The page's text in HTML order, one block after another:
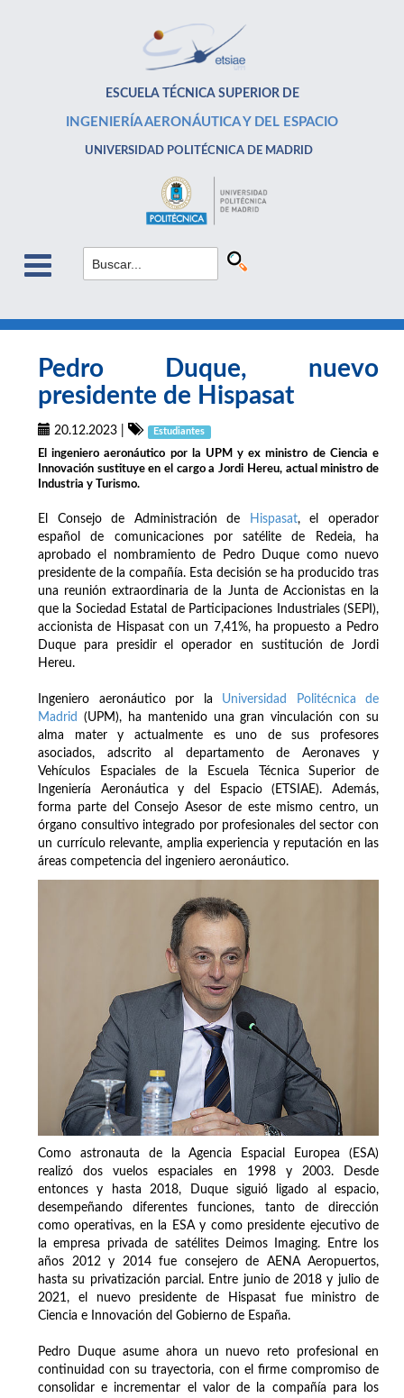
ESCUELA TÉCNICA SUPERIOR DE
INGENIERÍA AERONÁUTICA Y DEL ESPACIO
UNIVERSIDAD POLITÉCNICA DE MADRID
Pedro Duque, nuevo
presidente de Hispasat
20.12.2023 Estudiantes
El ingeniero aeronáutico por la UPM y ex ministro de Ciencia e
Innovación sustituye en el cargo a Jordi Hereu, actual ministro de
Industria y Turismo.
El Consejo de Administración de Hispasat, el operador
español de comunicaciones por satélite de Redeia, ha
aprobado el nombramiento de Pedro Duque como nuevo
presidente de la compañía. Esta decisión se ha producido tras
una reunión extraordinaria de la Junta de Accionistas en la
que la Sociedad Estatal de Participaciones Industriales (SEPI),
accionista de Hispasat con un 7,41%, ha propuesto a Pedro
Duque para presidir el operador en sustitución de Jordi
Hereu.
Ingeniero aeronáutico por la Universidad Politécnica de
Madrid
(UPM), ha mantenido una gran vinculación con su
alma mater y actualmente es uno de sus profesores
asociados, adscrito al departamento de Aeronaves y
Vehículos Espaciales de la Escuela Técnica Superior de
Ingeniería Aeronáutica y del Espacio (ETSIAE). Además,
forma parte del Consejo Asesor de este mismo centro, un
órgano consultivo integrado por profesionales del sector con
un currículo relevante, amplia experiencia y reputación en las
áreas competencia del ingeniero aeronáutico.
Como astronauta de la Agencia Espacial Europea (ESA)
realizó dos vuelos espaciales en 1998 y 2003. Desde
entonces y hasta 2018, Duque siguió ligado al espacio,
desempeñando diferentes funciones, tanto de dirección
como operativas, en la ESA y como presidente ejecutivo de
la empresa privada de satélites Deimos Imaging. Entre los
años 2012 y 2014 fue consejero de AENA Aeropuertos,
hasta su privatización parcial. Entre junio de 2018 y julio de
2021, el nuevo presidente de Hispasat fue ministro de
Ciencia e Innovación del Gobierno de España.
Pedro Duque asume ahora un nuevo reto profesional en
continuidad con su trayectoria, con el firme compromiso de
consolidar e incrementar el valor de la compañía para los